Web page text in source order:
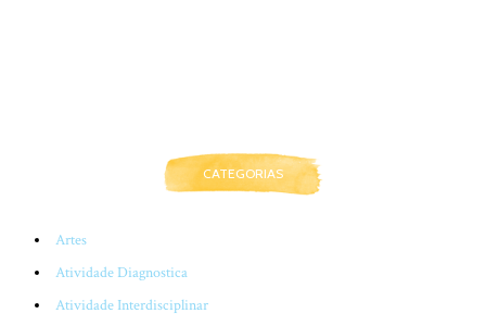
CATEGORIAS
Artes
Atividade Diagnostica
Atividade Interdisciplinar